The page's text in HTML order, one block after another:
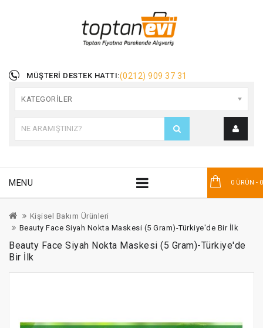
MÜŞTERI DESTEK HATTI:(0212) 909 37 31
KATEGORILER
0 ÜRÜN -
MENU
Kişisel Bakım Ürünleri
Beauty Face Siyah Nokta Maskesi (5 Gram)-Türkiye'de Bir İlk
Beauty Face Siyah Nokta Maskesi (5 Gram)-Türkiye'de
Bir İlk